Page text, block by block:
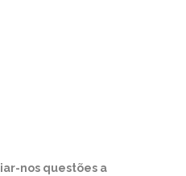
nos questões a